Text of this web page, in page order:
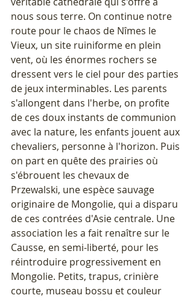
nous sous terre. On continue notre
route pour le chaos de Nîmes le
Vieux, un site ruiniforme en plein
vent, où les énormes rochers se
dressent vers le ciel pour des parties
de jeux interminables. Les parents
s'allongent dans l'herbe, on profite
de ces doux instants de communion
avec la nature, les enfants jouent aux
chevaliers, personne à l'horizon. Puis
on part en quête des prairies où
s'ébrouent les chevaux de
Przewalski, une espèce sauvage
originaire de Mongolie, qui a disparu
de ces contrées d'Asie centrale. Une
association les a fait renaître sur le
Causse, en semi-liberté, pour les
réintroduire progressivement en
Mongolie. Petits, trapus, crinière
courte, museau bossu et couleur